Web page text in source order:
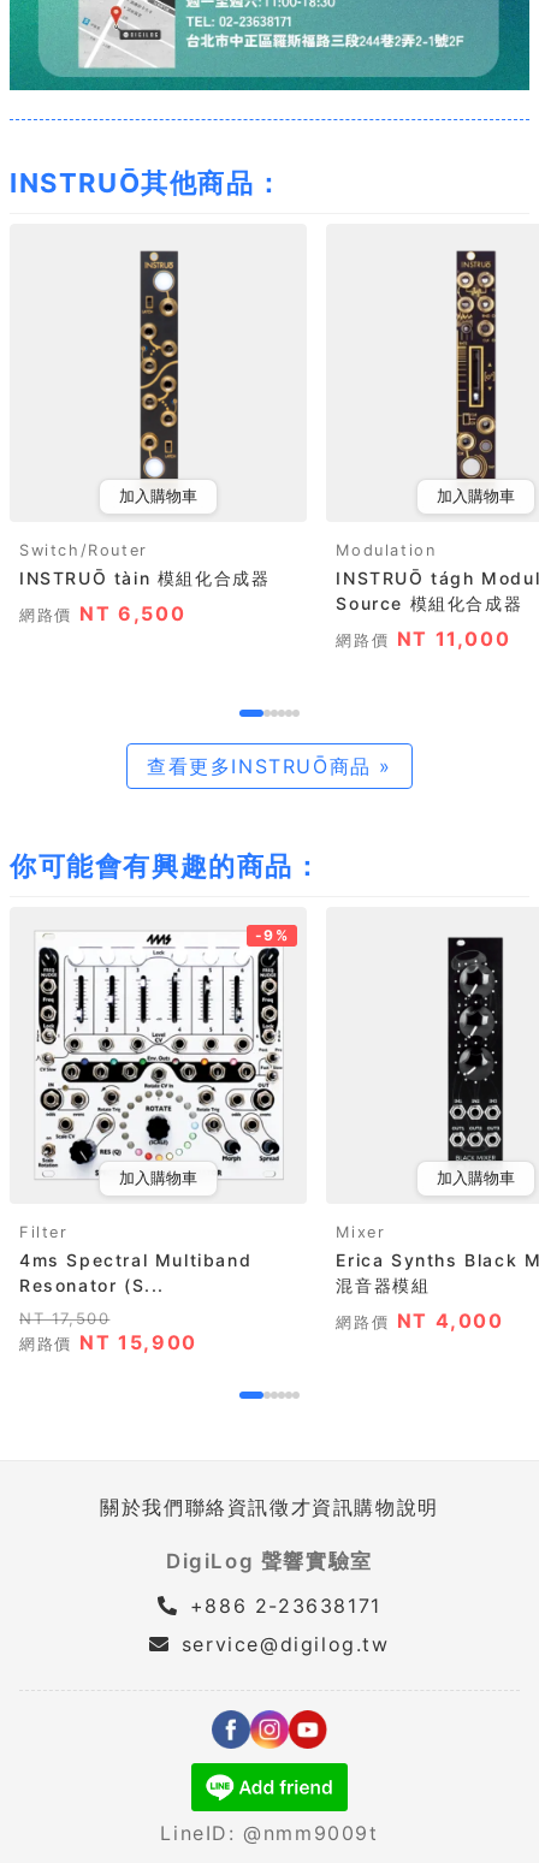
INSTRUŌ其他商品：
加入購物車
Switch/Router
INSTRUŌ tàin 模組化合成器
網路價 NT 6,500
加入購物車
Modulation
INSTRUŌ tágh
Source 模組化合成器
網路價 NT 11,000
查看更多INSTRUŌ商品 »
你可能會有興趣的商品：
-9%
加入購物車
Filter
4ms Spectral Multiband
Resonator (S...
NT 17,500
網路價 NT 15,900
加入購物車
Mixer
Erica Synths Black
混音器模組
網路價 NT 4,000
關於我們聯絡資訊徵才資訊購物說明
DigiLog 聲響實驗室
+886 2-23638171
service@digilog.tw
LineID: @nmm9009t